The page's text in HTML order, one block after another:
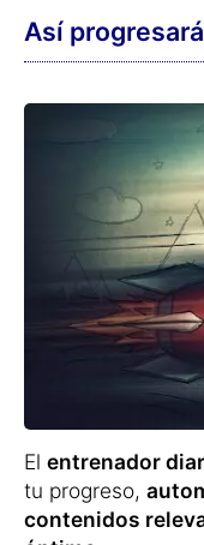
Así
El entrenador
tu progreso,
contenidos